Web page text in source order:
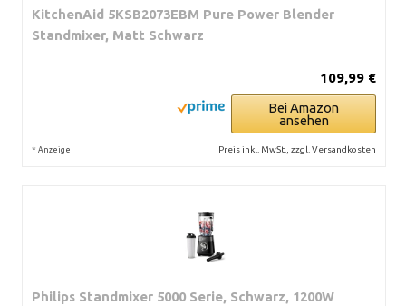
KitchenAid 5KSB2073EBM Pure Power Blender
Standmixer, Matt Schwarz
109,99 €
Bei Amazon
ansehen
* Anzeige Preis inkl. MwSt., zzgl. Versandkosten
Philips Standmixer 5000 Serie, Schwarz, 1200W